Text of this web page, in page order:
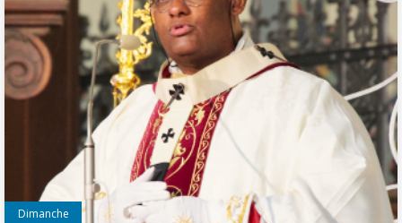
Dimanche